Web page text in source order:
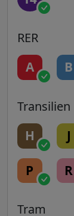
RER
A B
Transilien
H J
P R
Tram